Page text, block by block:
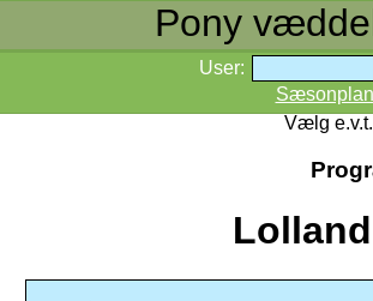
Pony
User:
Sæsonplan
Vælg